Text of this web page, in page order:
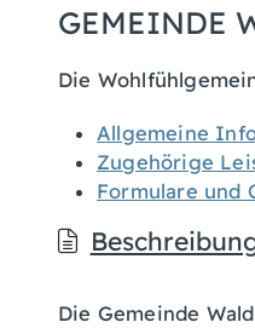
GEMEINDE
Die
Allgemeine
Zugehörige
Formulare und
Die Gemeinde